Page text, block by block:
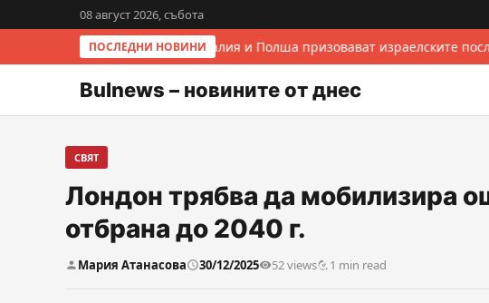
08 август 2026, събота
ПОСЛЕДНИ НОВИНИИталия и Полша призовават израелските
Bulnews – новините от днес
СВЯТ
Лондон трябва да мобилизира
отбрана до 2040 г.
Мария Атанасова 30/12/2025 52 views 1 min read